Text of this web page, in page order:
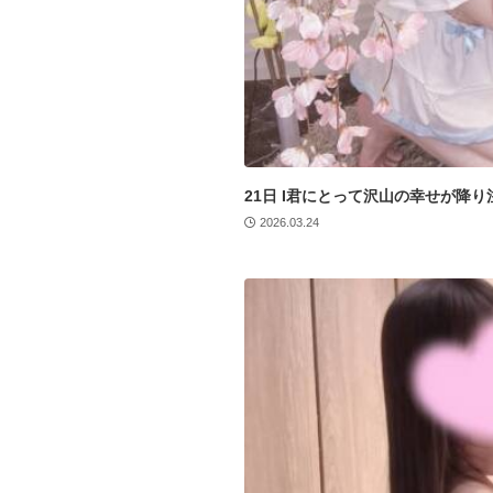
21日 I君にとって沢山の幸せが降
2026.03.24